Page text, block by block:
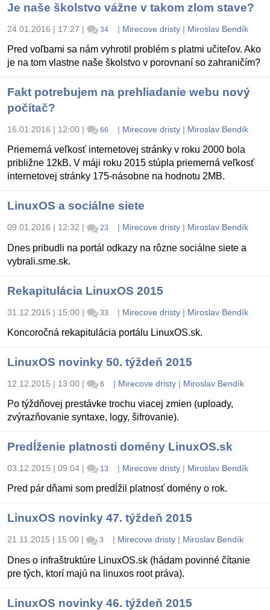
Je naše školstvo vážne v takom zlom stave?
24.01.2016 | 17:27 | 34 | Mirecove dristy| Miroslav Bendík
Pred voľbami sa nám vyhrotil problém s platmi učiteľov. Ako
je na tom vlastne naše školstvo v porovnaní so zahraničím?
Fakt potrebujem na prehliadanie webu nový
počítač?
16.01.2016 | 12:00 | 66 | Mirecove dristy| Miroslav Bendík
Priemerná veľkosť internetovej stránky v roku 2000 bola
približne 12kB. V máji roku 2015 stúpla priemerná veľkosť
internetovej stránky 175-násobne na hodnotu 2MB.
LinuxOS a sociálne siete
09.01.2016 | 12:32 | 23 | Mirecove dristy| Miroslav Bendík
Dnes pribudli na portál odkazy na rôzne sociálne siete a
vybrali.sme.sk.
Rekapitulácia LinuxOS 2015
31.12.2015 | 15:00 | 33 | Mirecove dristy| Miroslav Bendík
Koncoročná rekapitulácia portálu LinuxOS.sk.
LinuxOS novinky 50. týždeň 2015
12.12.2015 | 13:00 | 6 | Mirecove dristy| Miroslav Bendík
Po týždňovej prestávke trochu viacej zmien (uploady,
zvýrazňovanie syntaxe, logy, šifrovanie).
Predĺženie platnosti domény LinuxOS.sk
03.12.2015 | 09:04 | 13 | Mirecove dristy| Miroslav Bendík
Pred pár dňami som predĺžil platnosť domény o rok.
LinuxOS novinky 47. týždeň 2015
21.11.2015 | 15:00 | 3 | Mirecove dristy| Miroslav Bendík
Dnes o infraštruktúre LinuxOS.sk (hádam povinné čítanie
pre tých, ktorí majú na linuxos root práva).
LinuxOS novinky 46. týždeň 2015